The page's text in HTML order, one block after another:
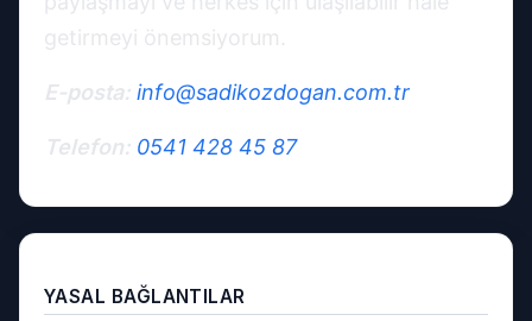
getirmeyi önemsiyorum.
E-posta: info@sadikozdogan.com.tr
Telefon: 0541 428 45 87
YASAL BAĞLANTILAR